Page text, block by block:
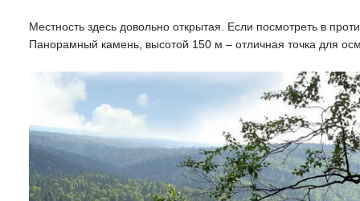
Местность здесь довольно открытая. Если посмотреть в
Панорамный камень, высотой 150 м – отличная точка для